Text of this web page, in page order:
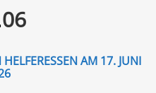
06
AM 17. JUNI 2